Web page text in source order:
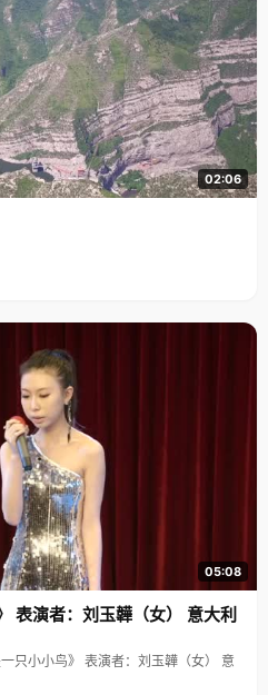
02:06
05:08
表演者：刘玉韡（女） 意大利
只小小鸟》 表演者：刘玉韡（女） 意